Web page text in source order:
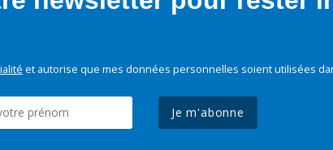
et autorise que mes données personnelles soient utilisées
Je m'abonne